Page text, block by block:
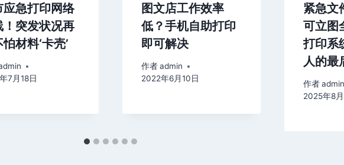
应急打印网络
！突发状况再
材料‘卡壳’
7月18日
图文店工作效率
低？手机自助打印
即可解决
作者admin
2022年6月10日
紧急文
可立图
打印系
人的最
作者 admin
2025年8